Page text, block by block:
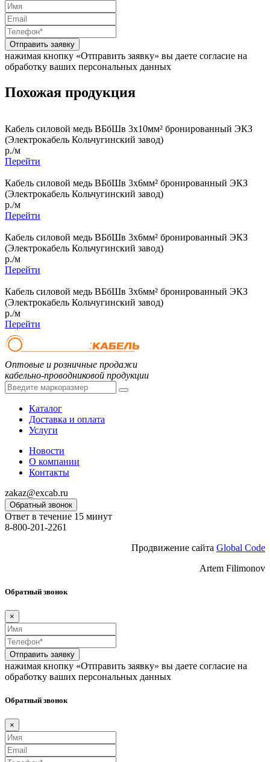
Отправить заявку
нажимая кнопку «Отправить заявку» вы даете согласие на
обработку ваших персональных данных
Похожая продукция
Кабель силовой медь ВБбШв 3x10мм² бронированный ЭКЗ
(Электрокабель Кольчугинский завод)
р./м
Перейти
Кабель силовой медь ВБбШв 3x6мм² бронированный ЭКЗ
(Электрокабель Кольчугинский завод)
р./м
Перейти
Кабель силовой медь ВБбШв 3x6мм² бронированный ЭКЗ
(Электрокабель Кольчугинский завод)
р./м
Перейти
Кабель силовой медь ВБбШв 3x6мм² бронированный ЭКЗ
(Электрокабель Кольчугинский завод)
р./м
Перейти
Оптовые и розничные продажи
кабельно-проводниковой продукции
Каталог
Доставка и оплата
Услуги
Новости
О компании
Контакты
zakaz@excab.ru
Обратный звонок
Ответ в течение 15 минут
8-800-201-2261
Продвижение сайта Global Code
Artem Filimonov
Обратный звонок
×
Отправить заявку
нажимая кнопку «Отправить заявку» вы даете согласие на
обработку ваших персональных данных
Обратный звонок
×